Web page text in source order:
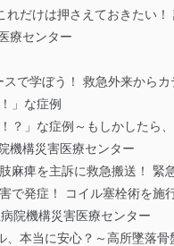
だけは押さえておきたい！
療センター
で学ぼう！ 救急外来からカ
」な症例
」な症例～もしかしたら
構災害医療センター
痺を主訴に救急搬送！ 緊
発症！ コイル塞栓術を施
機構災害医療センター
本当に安心？～高所墜落骨